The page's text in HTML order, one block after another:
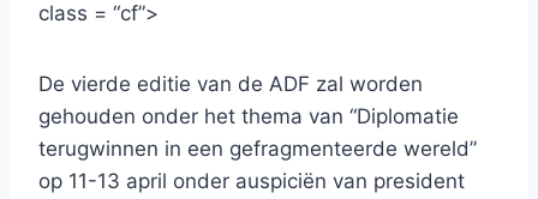
class = “cf”>
De vierde editie van de ADF zal worden
gehouden onder het thema van “Diplomatie
terugwinnen in een gefragmenteerde wereld”
op 11-13 april onder auspiciën van president